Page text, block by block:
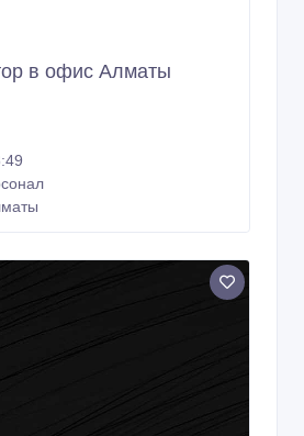
в офис Алматы